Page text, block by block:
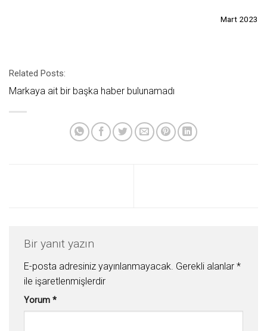
Mart 2023
Related Posts:
Markaya ait bir başka haber bulunamadı
Bir yanıt yazın
E-posta adresiniz yayınlanmayacak. Gerekli alanlar *
ile işaretlenmişlerdir
Yorum *